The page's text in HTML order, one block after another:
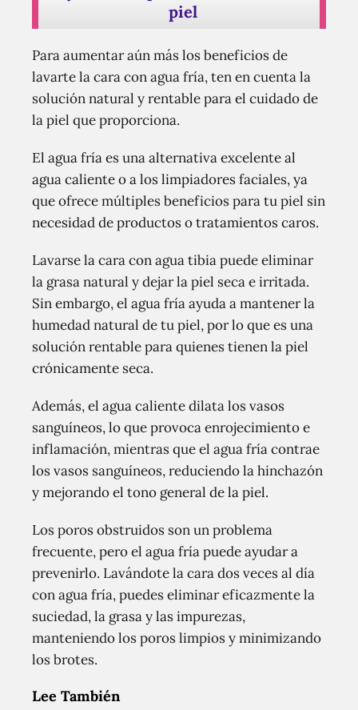
piel
Para aumentar aún más los beneficios de
lavarte la cara con agua fría, ten en cuenta la
solución natural y rentable para el cuidado de
la piel que proporciona.
El agua fría es una alternativa excelente al
agua caliente o a los limpiadores faciales, ya
que ofrece múltiples beneficios para tu piel sin
necesidad de productos o tratamientos caros.
Lavarse la cara con agua tibia puede eliminar
la grasa natural y dejar la piel seca e irritada.
Sin embargo, el agua fría ayuda a mantener la
humedad natural de tu piel, por lo que es una
solución rentable para quienes tienen la piel
crónicamente seca.
Además, el agua caliente dilata los vasos
sanguíneos, lo que provoca enrojecimiento e
inflamación, mientras que el agua fría contrae
los vasos sanguíneos, reduciendo la hinchazón
y mejorando el tono general de la piel.
Los poros obstruidos son un problema
frecuente, pero el agua fría puede ayudar a
prevenirlo. Lavándote la cara dos veces al día
con agua fría, puedes eliminar eficazmente la
suciedad, la grasa y las impurezas,
manteniendo los poros limpios y minimizando
los brotes.
Lee También